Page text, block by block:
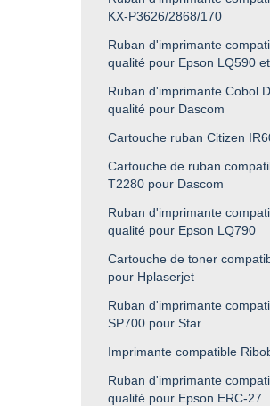
KX-P3626/2868/170
Ruban d'imprimante
qualité pour Epson LQ590
Ruban d'imprimante Cobol
qualité pour Dascom
Cartouche ruban Citizen
Cartouche de ruban
T2280 pour Dascom
Ruban d'imprimante
qualité pour Epson LQ790
Cartouche de toner
pour Hplaserjet
Ruban d'imprimante
SP700 pour Star
Imprimante compatible
Ruban d'imprimante
qualité pour Epson ERC-27